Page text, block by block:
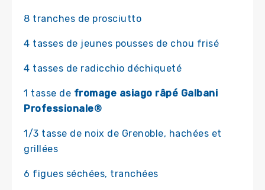
8 tranches de prosciutto
4 tasses de jeunes pousses de chou frisé
4 tasses de radicchio déchiqueté
1 tasse de fromage asiago râpé Galbani
Professionale®
1/3 tasse de noix de Grenoble, hachées et
grillées
6 figues séchées, tranchées